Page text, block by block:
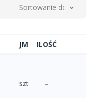
Sortowanie domyślne
JM ILOŚĆ
szt –